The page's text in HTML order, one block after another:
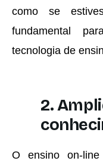
como se
fundamental
tecnologia de
2.
O ensino on-